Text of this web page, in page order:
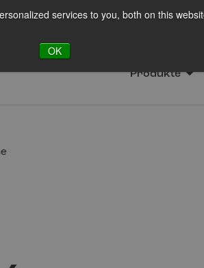
services to you, both on this
OK
Produkte